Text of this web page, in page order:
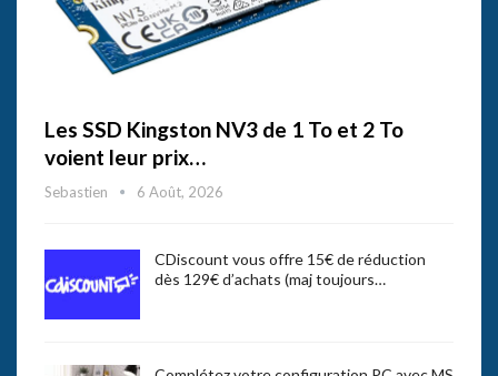
Les SSD Kingston NV3 de 1 To et 2 To
voient leur prix…
Sebastien 6 Août, 2026
CDiscount vous offre 15€ de réduction
dès 129€ d’achats (maj toujours…